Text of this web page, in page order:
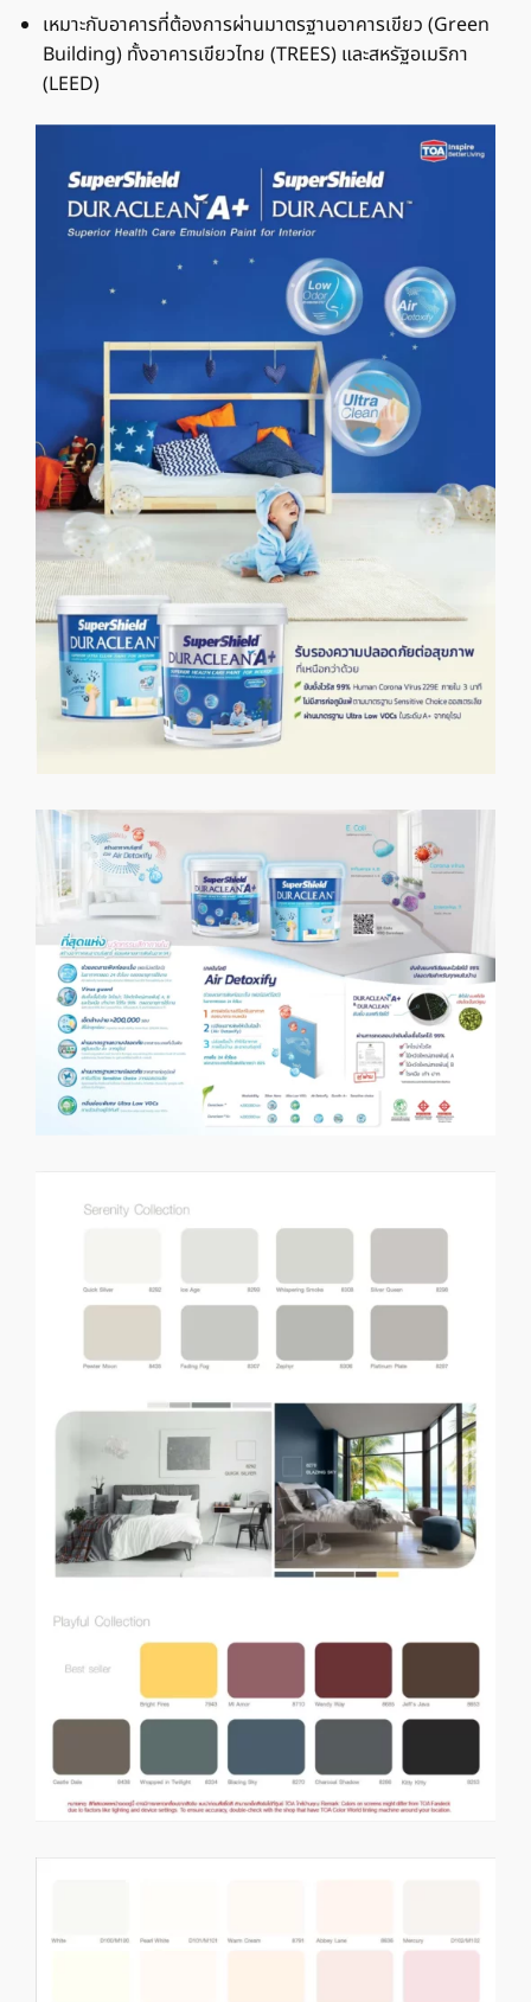
เหมาะกับอาคารที่ต้องการผ่านมาตรฐานอาคารเขียว (Green
Building) ทั้งอาคารเขียวไทย (TREES) และสหรัฐอเมริกา
(LEED)